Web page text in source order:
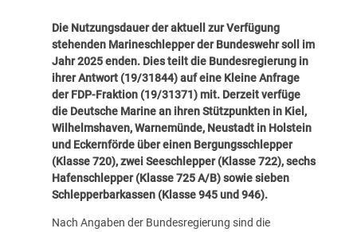
Die Nutzungsdauer der aktuell zur Verfügung
stehenden Marineschlepper der Bundeswehr soll im
Jahr 2025 enden. Dies teilt die Bundesregierung in
ihrer Antwort (19/31844) auf eine Kleine Anfrage
der FDP-Fraktion (19/31371) mit. Derzeit verfüge
die Deutsche Marine an ihren Stützpunkten in Kiel,
Wilhelmshaven, Warnemünde, Neustadt in Holstein
und Eckernförde über einen Bergungsschlepper
(Klasse 720), zwei Seeschlepper (Klasse 722), sechs
Hafenschlepper (Klasse 725 A/B) sowie sieben
Schlepperbarkassen (Klasse 945 und 946).
Nach Angaben der Bundesregierung sind die